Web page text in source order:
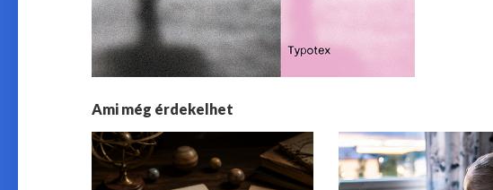
Ami még érdekelhet